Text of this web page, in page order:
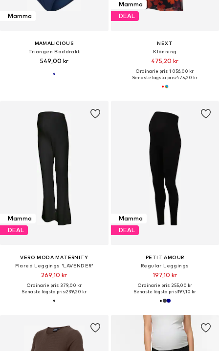
Mamma
MAMALICIOUS
Triangen Baddräkt
549,00 kr
Mamma
DEAL
NEXT
Klänning
475,20 kr
Ordinarie pris: 1 056,00 kr
Senaste lägsta pris:475,20 kr
Mamma
DEAL
VERO MODA MATERNITY
Flared Leggings 'LAVENDER'
269,10 kr
Ordinarie pris: 379,00 kr
Senaste lägsta pris:239,20 kr
Mamma
DEAL
PETIT AMOUR
Regular Leggings
197,10 kr
Ordinarie pris: 255,00 kr
Senaste lägsta pris:197,10 kr